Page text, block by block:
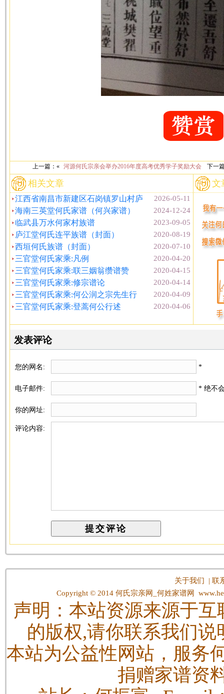
上一篇：« 河源何氏宗亲会举办2016年度高考优秀学子奖励大会 下一
相关文章
2026-05-11
江西省南昌市新建区石岗镇罗山村庐
2024-12-24
海南三英堂何氏家谱（何兴家谱）
2023-09-05
临武县万水何家村族谱
2020-08-19
庐江堂何氏连平族谱（封面）
2020-07-10
西垣何氏族谱（封面）
2020-04-20
三官堂何氏家乘:凡例
2020-04-15
三官堂何氏家乘:联三姻翁缵谱赞
2020-04-14
三官堂何氏家乘:修宗谱论
2020-04-09
三官堂何氏家乘:何公润之宗先生行
2020-04-06
三官堂何氏家乘:登蒿何公行述
文
发表评论
您的网名: *
电子邮件: * 绝不
你的网址:
评论内容:
关于我们 |联
Copyright © 2014 何氏宗亲网_何姓家谱网
声明：本站资源来源于
的版权,请你联系我们
本站为公益性网站，服务
捐赠家谱资